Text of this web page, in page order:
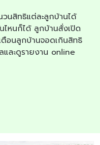
นสิทธิแต่ละลูกบ้านได้
ไหนก็ได้ ลูกบ้านสั่งเปิด
อนลูกบ้านจอดเกินสิทธิ
และดูรายงาน online